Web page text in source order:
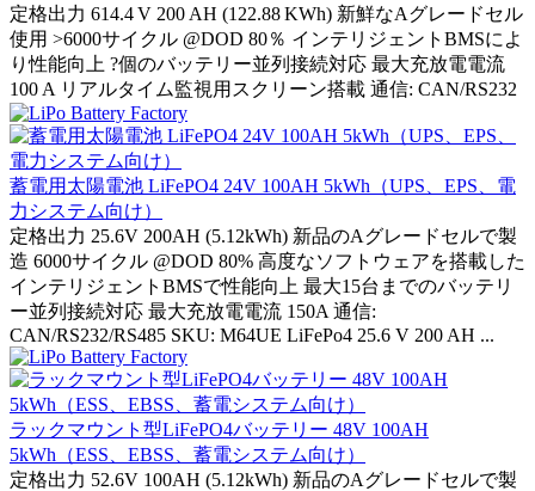
定格出力 614.4 V 200 AH (122.88 KWh) 新鮮なAグレードセル
使用 >6000サイクル @DOD 80％ インテリジェントBMSによ
り性能向上 ?個のバッテリー並列接続対応 最大充放電電流
100 A リアルタイム監視用スクリーン搭載 通信: CAN/RS232
蓄電用太陽電池 LiFePO4 24V 100AH 5kWh（UPS、EPS、電
力システム向け）
定格出力 25.6V 200AH (5.12kWh) 新品のAグレードセルで製
造 6000サイクル @DOD 80% 高度なソフトウェアを搭載した
インテリジェントBMSで性能向上 最大15台までのバッテリ
ー並列接続対応 最大充放電電流 150A 通信:
CAN/RS232/RS485 SKU: M64UE LiFePo4 25.6 V 200 AH ...
ラックマウント型LiFePO4バッテリー 48V 100AH
5kWh（ESS、EBSS、蓄電システム向け）
定格出力 52.6V 100AH (5.12kWh) 新品のAグレードセルで製